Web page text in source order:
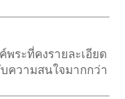
ระที่คงรายละเอียด
ความสนใจมากกว่า